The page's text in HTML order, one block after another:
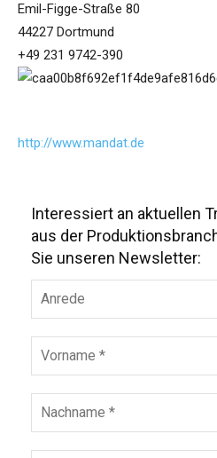
Emil-Figge-Straße 80
44227 Dortmund
+49 231 9742-390
http://www.mandat.de
Interessiert an aktuellen
aus der
Sie unseren Newsletter: